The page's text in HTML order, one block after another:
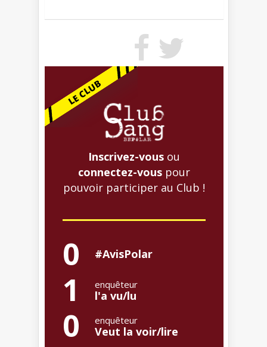
Inscrivez-vous ou
connectez-vous pour
pouvoir participer au Club !
0 #AvisPolar
1 enquêteur
l'a vu/lu
0 enquêteur
Veut la voir/lire